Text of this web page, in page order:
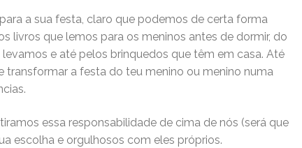
a sua festa, claro que podemos de certa forma
livros que lemos para os meninos antes de dormir, do
e até pelos brinquedos que têm em casa. Até
transformar a festa do teu menino ou menino numa
essa responsabilidade de cima de nós (será que
escolha e orgulhosos com eles próprios.